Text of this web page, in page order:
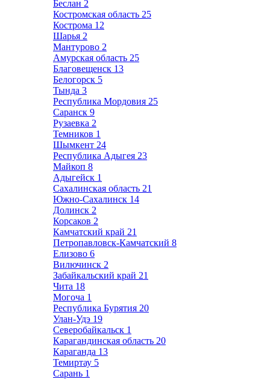
Беслан 2
Костромская область 25
Кострома 12
Шарья 2
Мантурово 2
Амурская область 25
Благовещенск 13
Белогорск 5
Тында 3
Республика Мордовия 25
Саранск 9
Рузаевка 2
Темников 1
Шымкент 24
Республика Адыгея 23
Майкоп 8
Адыгейск 1
Сахалинская область 21
Южно-Сахалинск 14
Долинск 2
Корсаков 2
Камчатский край 21
Петропавловск-Камчатский 8
Елизово 6
Вилючинск 2
Забайкальский край 21
Чита 18
Могоча 1
Республика Бурятия 20
Улан-Удэ 19
Северобайкальск 1
Карагандинская область 20
Караганда 13
Темиртау 5
Сарань 1